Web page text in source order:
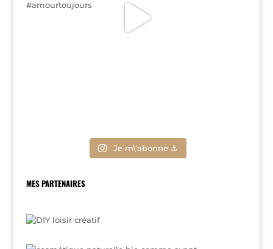
Je m\'abonne ⚓
MES PARTENAIRES